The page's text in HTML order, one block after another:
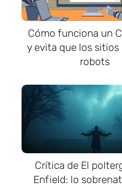
Cómo funciona un
y evita que los
robots
Crítica de El
Enfield: lo